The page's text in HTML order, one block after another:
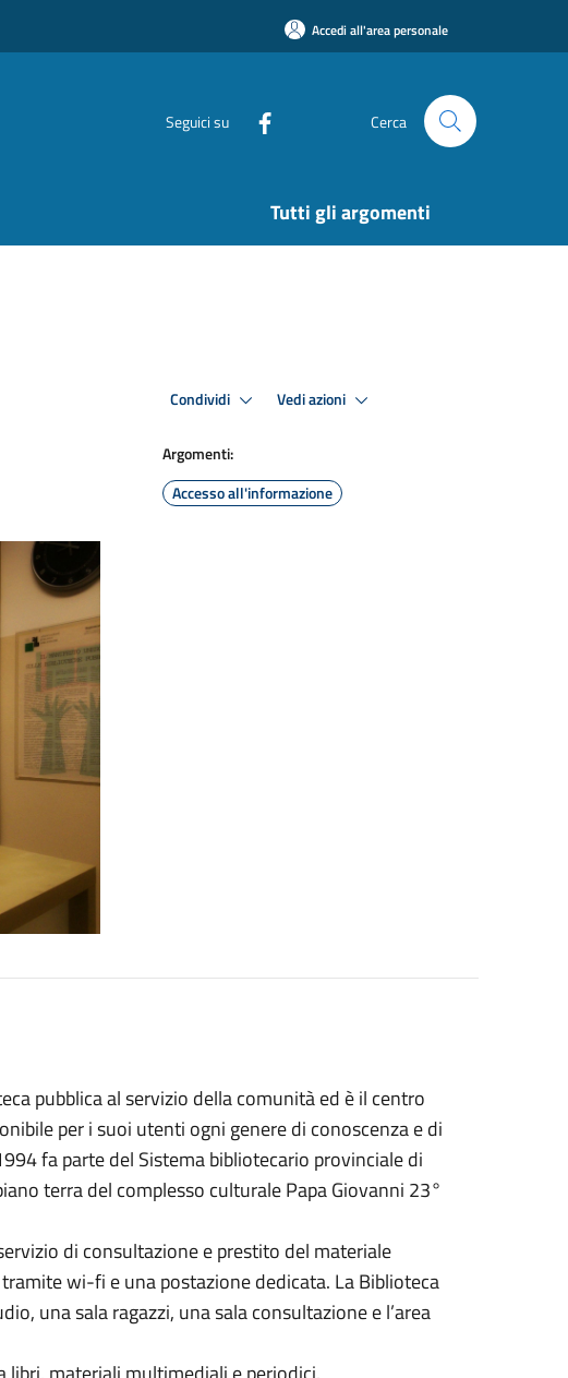
Accedi all'area personale
Seguici su Cerca
Tutti gli argomenti
Condividi Vedi azioni
Argomenti:
Accesso all'informazione
pubblica al servizio della comunità ed è il centro
per i suoi utenti ogni genere di conoscenza e di
fa parte del Sistema bibliotecario provinciale di
terra del complesso culturale Papa Giovanni 23°
di consultazione e prestito del materiale
wi-fi e una postazione dedicata. La Biblioteca
una sala ragazzi, una sala consultazione e l’area